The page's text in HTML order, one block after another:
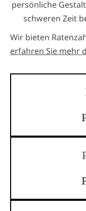
persönliche
schweren Zeit
Wir bieten
erfahren Sie mehr